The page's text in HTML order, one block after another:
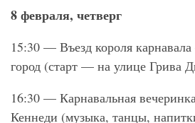
8 февраля, четверг
15:30 — Въезд короля
город (старт — на улице Грива
16:30 — Карнавальная
Кеннеди (музыка, танцы,